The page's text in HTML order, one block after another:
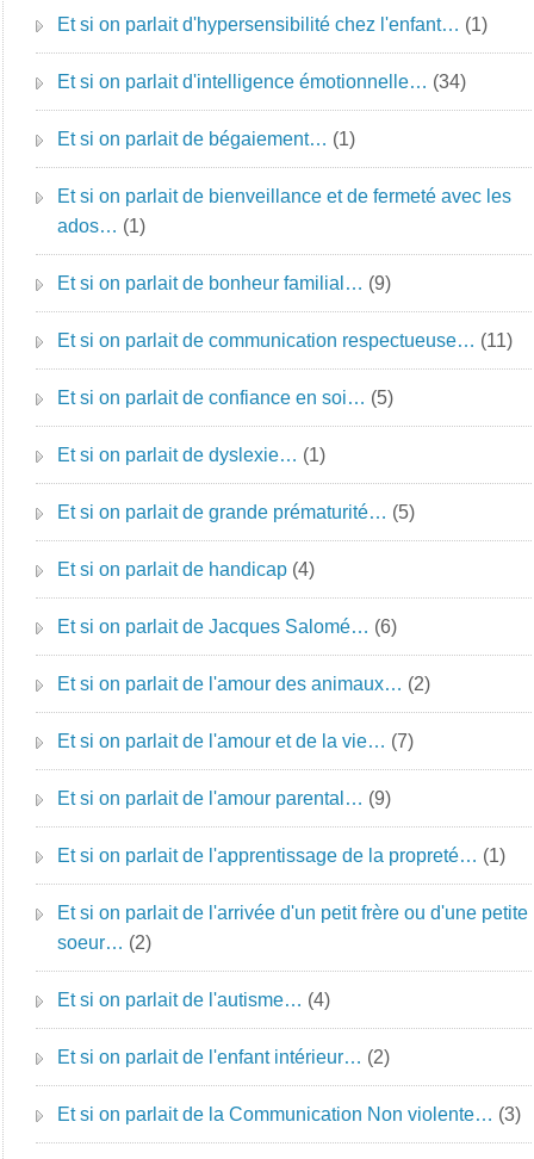
Et si on parlait d'hypersensibilité chez l'enfant… (1)
Et si on parlait d'intelligence émotionnelle… (34)
Et si on parlait de bégaiement… (1)
Et si on parlait de bienveillance et de fermeté avec les
ados… (1)
Et si on parlait de bonheur familial… (9)
Et si on parlait de communication respectueuse… (11)
Et si on parlait de confiance en soi… (5)
Et si on parlait de dyslexie… (1)
Et si on parlait de grande prématurité… (5)
Et si on parlait de handicap (4)
Et si on parlait de Jacques Salomé… (6)
Et si on parlait de l'amour des animaux… (2)
Et si on parlait de l'amour et de la vie… (7)
Et si on parlait de l'amour parental… (9)
Et si on parlait de l'apprentissage de la propreté… (1)
Et si on parlait de l'arrivée d'un petit frère ou d'une petite
soeur… (2)
Et si on parlait de l'autisme… (4)
Et si on parlait de l'enfant intérieur… (2)
Et si on parlait de la Communication Non violente… (3)